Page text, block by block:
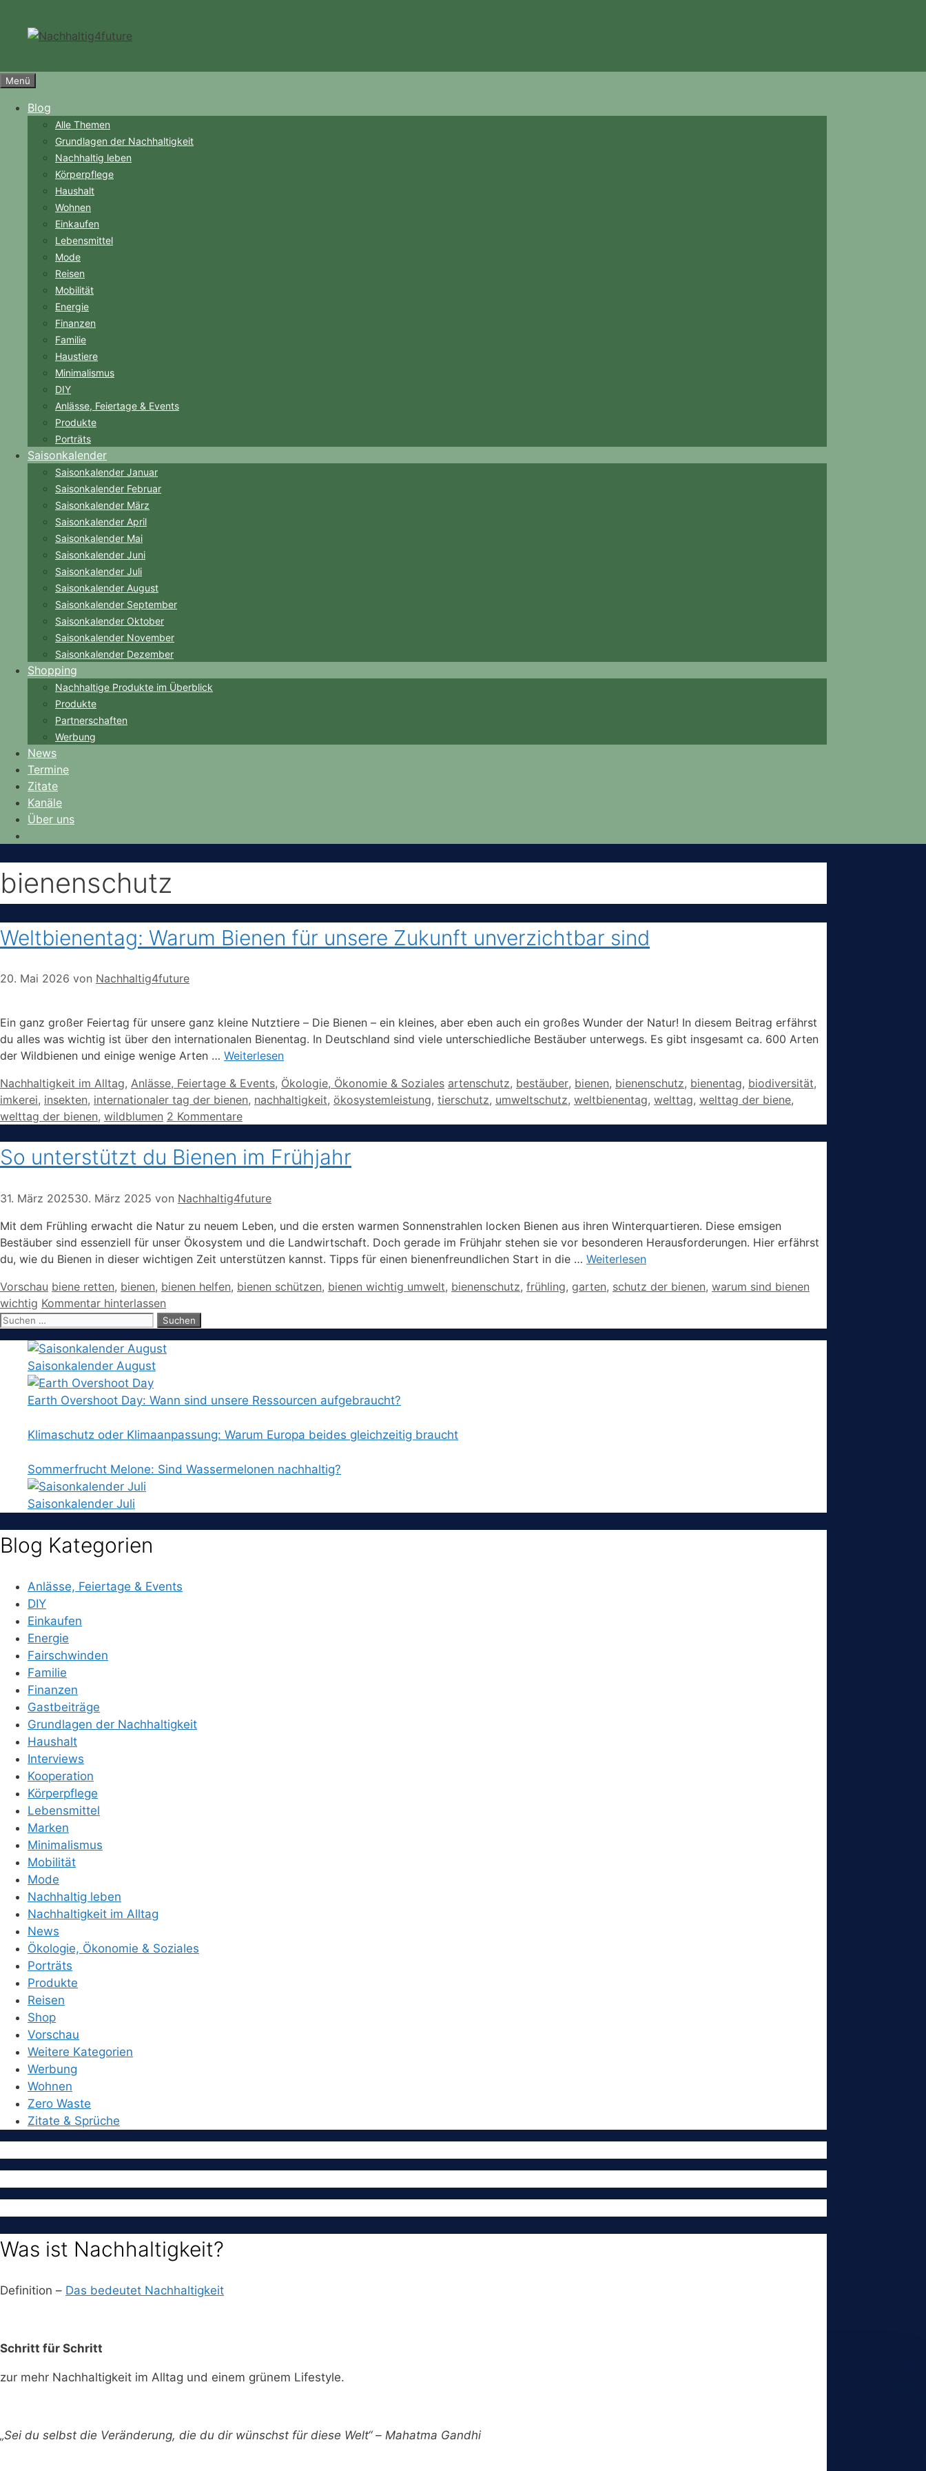
springen
Menü
Blog
Alle Themen
Grundlagen der Nachhaltigkeit
Nachhaltig leben
Körperpflege
Haushalt
Wohnen
Einkaufen
Lebensmittel
Mode
Reisen
Mobilität
Energie
Finanzen
Familie
Haustiere
Minimalismus
DIY
Anlässe, Feiertage & Events
Produkte
Porträts
Saisonkalender
Saisonkalender Januar
Saisonkalender Februar
Saisonkalender März
Saisonkalender April
Saisonkalender Mai
Saisonkalender Juni
Saisonkalender Juli
Saisonkalender August
Saisonkalender September
Saisonkalender Oktober
Saisonkalender November
Saisonkalender Dezember
Shopping
Nachhaltige Produkte im Überblick
Produkte
Partnerschaften
Werbung
News
Termine
Zitate
Kanäle
Über uns
bienenschutz
Weltbienentag: Warum Bienen für unsere Zukunft unverzichtbar sind
20. Mai 2026 von Nachhaltig4future
Ein ganz großer Feiertag für unsere ganz kleine Nutztiere – Die Bienen – ein kleines, aber eben auch ein großes Wunder der Natur! In diesem Beitrag erfährst
du alles was wichtig ist über den internationalen Bienentag. In Deutschland sind viele unterschiedliche Bestäuber unterwegs. Es gibt insgesamt ca. 600 Arten
der Wildbienen und einige wenige Arten … Weiterlesen
Kategorien
Nachhaltigkeit im Alltag, Anlässe, Feiertage & Events, Ökologie, Ökonomie & Soziales Schlagwörter
artenschutz, bestäuber, bienen, bienenschutz, bienentag, biodiversität,
imkerei, insekten, internationaler tag der bienen, nachhaltigkeit, ökosystemleistung, tierschutz, umweltschutz, weltbienentag, welttag, welttag der biene,
welttag der bienen, wildblumen 2 Kommentare
So unterstützt du Bienen im Frühjahr
31. März 202530. März 2025 von Nachhaltig4future
Mit dem Frühling erwacht die Natur zu neuem Leben, und die ersten warmen Sonnenstrahlen locken Bienen aus ihren Winterquartieren. Diese emsigen
Bestäuber sind essenziell für unser Ökosystem und die Landwirtschaft. Doch gerade im Frühjahr stehen sie vor besonderen Herausforderungen. Hier erfährst
du, wie du Bienen in dieser wichtigen Zeit unterstützen kannst.​ Tipps für einen bienenfreundlichen Start in die … Weiterlesen
Kategorien
Vorschau Schlagwörter
biene retten, bienen, bienen helfen, bienen schützen, bienen wichtig umwelt, bienenschutz, frühling, garten, schutz der bienen, warum sind bienen
wichtig Kommentar hinterlassen
Suchen
Saisonkalender August
Earth Overshoot Day: Wann sind unsere Ressourcen aufgebraucht?
Klimaschutz oder Klimaanpassung: Warum Europa beides gleichzeitig braucht
Sommerfrucht Melone: Sind Wassermelonen nachhaltig?
Saisonkalender Juli
Blog Kategorien
Anlässe, Feiertage & Events
DIY
Einkaufen
Energie
Fairschwinden
Familie
Finanzen
Gastbeiträge
Grundlagen der Nachhaltigkeit
Haushalt
Interviews
Kooperation
Körperpflege
Lebensmittel
Marken
Minimalismus
Mobilität
Mode
Nachhaltig leben
Nachhaltigkeit im Alltag
News
Ökologie, Ökonomie & Soziales
Porträts
Produkte
Reisen
Shop
Vorschau
Weitere Kategorien
Werbung
Wohnen
Zero Waste
Zitate & Sprüche
Was ist Nachhaltigkeit?
Definition – Das bedeutet Nachhaltigkeit
Schritt für Schritt
zur mehr Nachhaltigkeit im Alltag und einem grünem Lifestyle.
„Sei du selbst die Veränderung, die du dir wünschst für diese Welt“ – Mahatma Gandhi